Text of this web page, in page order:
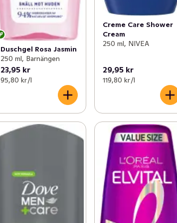
Duschgel Rosa Jasmin
250 ml, Barnängen
23,95 kr
95,80 kr /l
Creme Care Shower
Cream
250 ml, NIVEA
29,95 kr
119,80 kr /l